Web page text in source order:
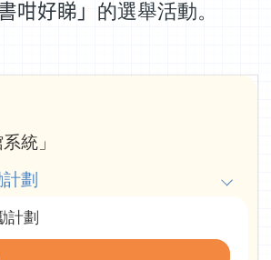
咁好睇」 的選舉活動。
統」
劃
計劃